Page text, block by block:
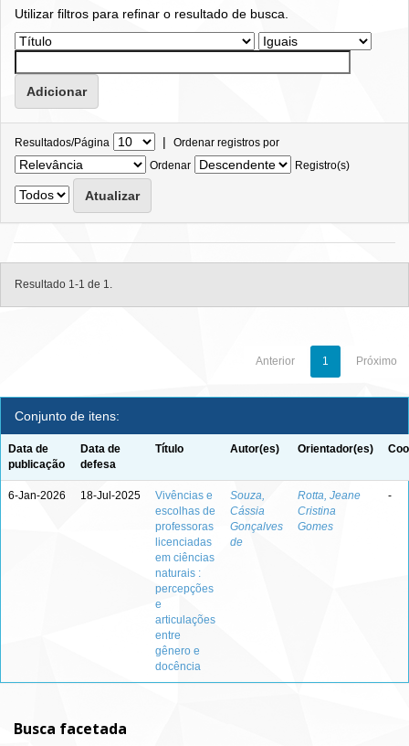
Utilizar filtros para refinar o resultado de busca.
Resultados/Página | Ordenar registros por
Ordenar
Registro(s)
Resultado 1-1 de 1.
Anterior 1 Próximo
Conjunto de itens:
Data de
publicação
Data de
defesa
Título Autor(es) Orientador(es)
6-Jan-2026 18-Jul-2025
Vivências e
escolhas de
professoras
licenciadas
em ciências
naturais :
percepções
e
articulações
entre
gênero e
docência
Souza,
Cássia
Gonçalves
de
Rotta, Jeane
Cristina
Gomes
-
Busca facetada